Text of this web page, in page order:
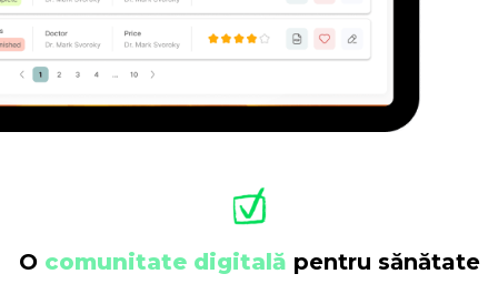
O comunitate digitală pentru sănătate